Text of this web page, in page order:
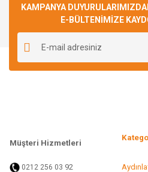
Yorum
Görüş ve önerileriniz için teşekkür
Ürün resmi kalitesiz, bozuk
Ürün açıklamasında eksik
Ürün bilgilerinde hatalar
KAMPANYA
E-BÜLTENİMİZE
Müşteri Hizmetleri
0212 256 03 92